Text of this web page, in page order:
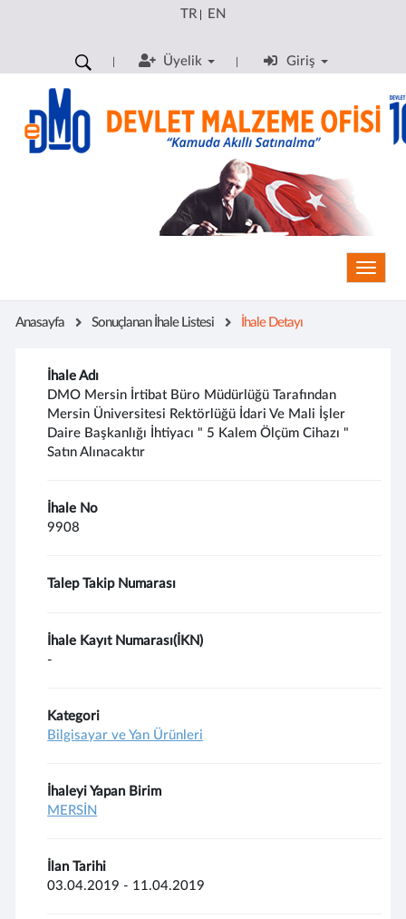
TR| EN
Üyelik Giriş
Anasayfa Sonuçlanan İhale Listesi İhale Detayı
İhale Adı
DMO Mersin İrtibat Büro Müdürlüğü Tarafından
Mersin Üniversitesi Rektörlüğü İdari Ve Mali İşler
Daire Başkanlığı İhtiyacı " 5 Kalem Ölçüm Cihazı "
Satın Alınacaktır
İhale No
9908
Talep Takip Numarası
İhale Kayıt Numarası(İKN)
-
Kategori
Bilgisayar ve Yan Ürünleri
İhaleyi Yapan Birim
MERSİN
İlan Tarihi
03.04.2019 - 11.04.2019